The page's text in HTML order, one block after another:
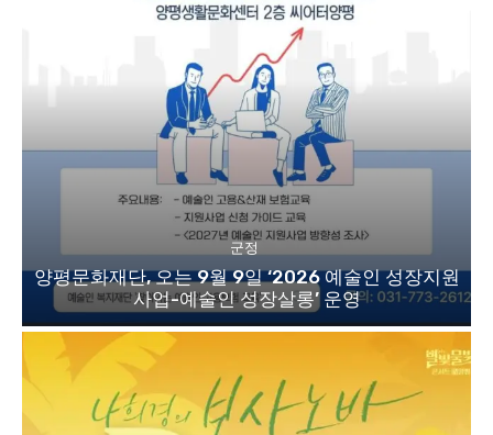
군정
양평문화재단, 오는 9월 9일 ‘2026 예술인 성장지원
사업-예술인 성장살롱’ 운영